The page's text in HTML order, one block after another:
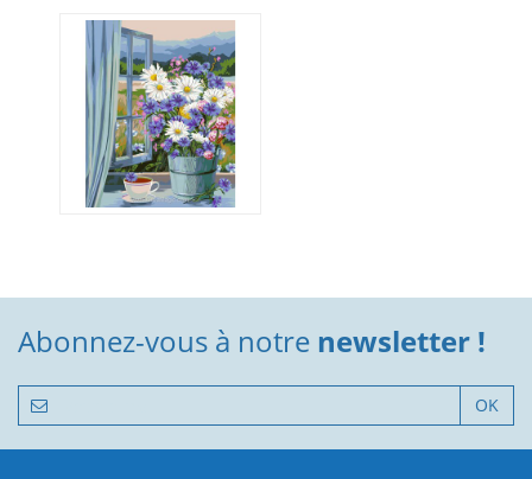
Abonnez-vous à notre newsletter !
OK